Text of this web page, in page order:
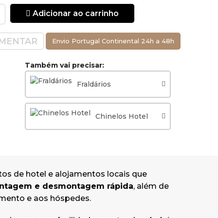
da criança.
Adicionar ao carrinho
Envio Portugal Continental 24h a 48h
Também vai precisar:
Fraldários
Chinelos Hotel
de hotel e alojamentos locais que
e desmontagem rápida, além de
e aos hóspedes.